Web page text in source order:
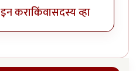
कराकिंवासदस्य व्हा